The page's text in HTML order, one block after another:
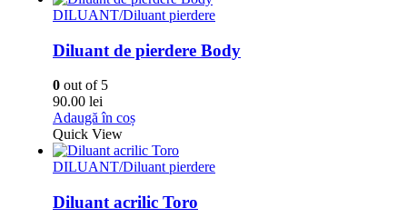
DILUANT/Diluant pierdere
Diluant de pierdere Body
0 out of 5
90.00 lei
Adaugă în coș
Quick View
DILUANT/Diluant pierdere
Diluant acrilic Toro